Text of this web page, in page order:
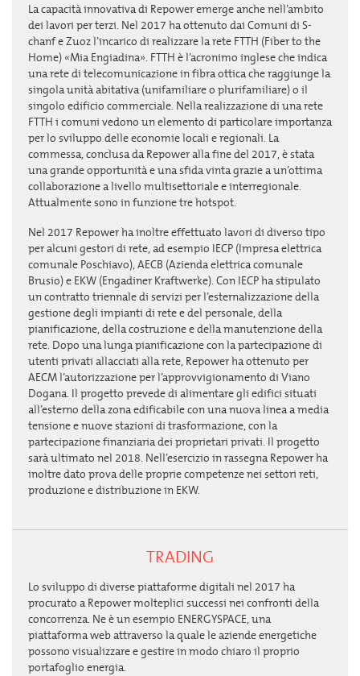
La capacità innovativa di Repower emerge anche nell’ambito
dei lavori per terzi. Nel 2017 ha ottenuto dai Comuni di S-
chanf e Zuoz l’incarico di realizzare la rete FTTH (Fiber to the
Home) «Mia Engiadina». FTTH è l’acronimo inglese che indica
una rete di telecomunicazione in fibra ottica che raggiunge la
singola unità abitativa (unifamiliare o plurifamiliare) o il
singolo edificio commerciale. Nella realizzazione di una rete
FTTH i comuni vedono un elemento di particolare importanza
per lo sviluppo delle economie locali e regionali. La
commessa, conclusa da Repower alla fine del 2017, è stata
una grande opportunità e una sfida vinta grazie a un’ottima
collaborazione a livello multisettoriale e interregionale.
Attualmente sono in funzione tre hotspot.
Nel 2017 Repower ha inoltre effettuato lavori di diverso tipo
per alcuni gestori di rete, ad esempio IECP (Impresa elettrica
comunale Poschiavo), AECB (Azienda elettrica comunale
Brusio) e EKW (Engadiner Kraftwerke). Con IECP ha stipulato
un contratto triennale di servizi per l’esternalizzazione della
gestione degli impianti di rete e del personale, della
pianificazione, della costruzione e della manutenzione della
rete. Dopo una lunga pianificazione con la partecipazione di
utenti privati allacciati alla rete, Repower ha ottenuto per
AECM l’autorizzazione per l’approvvigionamento di Viano
Dogana. Il progetto prevede di alimentare gli edifici situati
all’esterno della zona edificabile con una nuova linea a media
tensione e nuove stazioni di trasformazione, con la
partecipazione finanziaria dei proprietari privati. Il progetto
sarà ultimato nel 2018. Nell’esercizio in rassegna Repower ha
inoltre dato prova delle proprie competenze nei settori reti,
produzione e distribuzione in EKW.
TRADING
Lo sviluppo di diverse piattaforme digitali nel 2017 ha
procurato a Repower molteplici successi nei confronti della
concorrenza. Ne è un esempio ENERGYSPACE, una
piattaforma web attraverso la quale le aziende energetiche
possono visualizzare e gestire in modo chiaro il proprio
portafoglio energia.